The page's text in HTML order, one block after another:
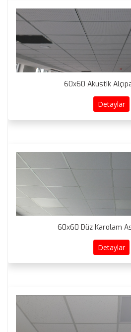
60x60 Akustik
Detaylar
60x60 Düz Karolam
Detaylar